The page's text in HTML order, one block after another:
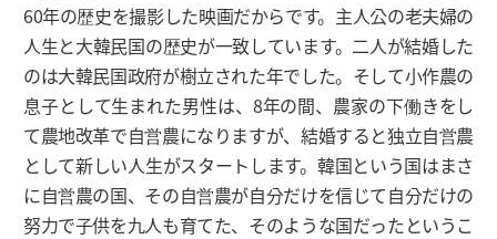
60年の歴史を撮影した映画だからです。主人公の老夫婦の
人生と大韓民国の歴史が一致しています。二人が結婚した
のは大韓民国政府が樹立された年でした。そして小作農の
息子として生まれた男性は、8年の間、農家の下働きをし
て農地改革で自営農になりますが、結婚すると独立自営農
として新しい人生がスタートします。韓国という国はまさ
に自営農の国、その自営農が自分だけを信じて自分だけの
努力で子供を九人も育てた、そのような国だったというこ